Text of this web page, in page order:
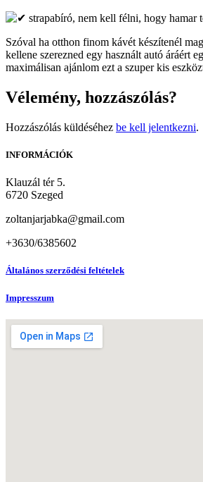
strapabíró, nem kell félni, hogy hamar
Szóval ha otthon finom kávét készítenél
kellene szerezned egy használt autó áráért
maximálisan ajánlom ezt a szuper kis
Vélemény, hozzászólás?
Hozzászólás küldéséhez be kell jelentkezni.
INFORMÁCIÓK
Klauzál tér 5.
6720 Szeged
zoltanjarjabka@gmail.com
+3630/6385602
Általános szerződési feltételek
Impresszum